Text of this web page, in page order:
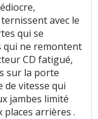
avec le
qui se
qui ne remontent
CD fatigué,
sur la porte
de vitesse qui
jambes limité
arrières .